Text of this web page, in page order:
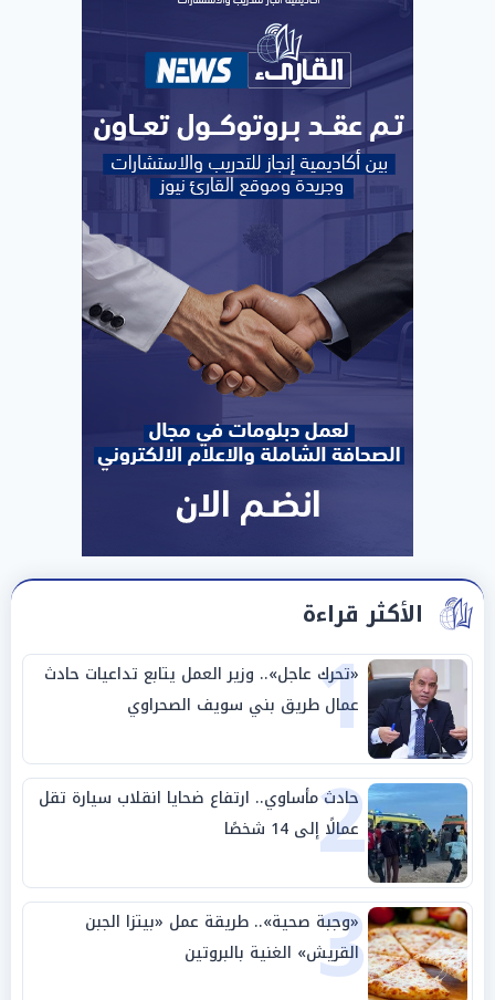
الأكثر قراءة
1
«تحرك عاجل».. وزير العمل يتابع تداعيات حادث
عمال طريق بني سويف الصحراوي
2
حادث مأساوي.. ارتفاع ضحايا انقلاب سيارة تقل
عمالًا إلى 14 شخصًا
3
«وجبة صحية».. طريقة عمل «بيتزا الجبن
القريش» الغنية بالبروتين